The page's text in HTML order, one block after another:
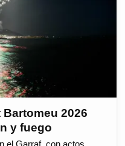
2026
y fuego